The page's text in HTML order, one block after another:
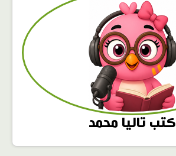
كتب تاليا محمد